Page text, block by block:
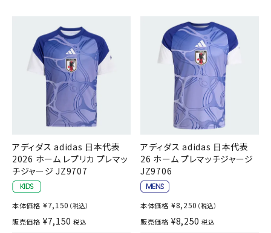
アディダス adidas 日本代表
2026 ホーム レプリカ プレマッ
チジャージ JZ9707
本体価格 ¥7,150 （税込）
販売価格 ¥7,150 税込
アディダス adidas 日本代表
26 ホーム プレマッチジャージ
JZ9706
本体価格 ¥8,250 （税込）
販売価格 ¥8,250 税込